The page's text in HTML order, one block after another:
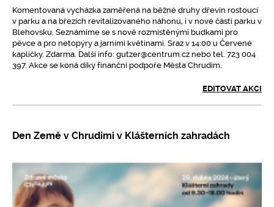
Komentovaná vycházka zaměřená na běžné druhy dřevin rostoucí
v parku a na březích revitalizovaného náhonu, i v nové části parku v
Blehovsku. Seznámíme se s nově rozmístěnými budkami pro
pěvce a pro netopýry a jarními květinami. Sraz v 14:00 u Červené
kapličky. Zdarma. Další info: gutzer@centrum.cz nebo tel. 723 004
397. Akce se koná díky finanční podpoře Města Chrudim.
EDITOVAT AKCI
Den Země v Chrudimi v Klášterních zahradách